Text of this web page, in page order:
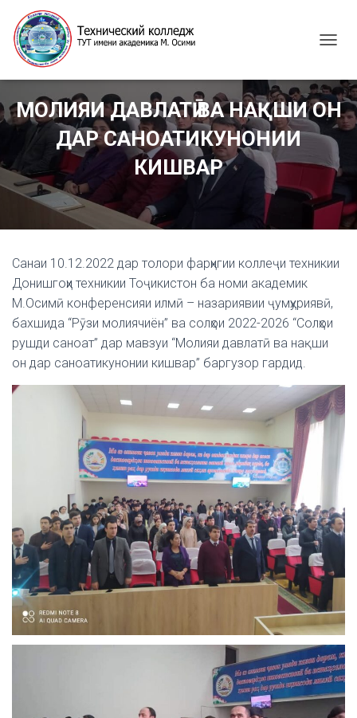
G
G
L
E
G
O
МОЛИЯИ ДАВЛАТӢ ВА НАҚШИ ОН
ДАР САНОАТИКУНОНИИ
КИШВАР
Санаи 10.12.2022 дар толори фарҳнгии коллеҷи техникии
Донишгоҳи техникии Тоҷикистон ба номи академик
М.Осимӣ конференсияи илмӣ – назариявии ҷумҳуриявӣ,
бахшида “Рӯзи молиячиён” ва солҳои 2022-2026 “Солҳои
рушди саноат” дар мавзуи “Молияи давлатӣ ва нақши
он дар саноатикунонии кишвар” баргузор гардид.